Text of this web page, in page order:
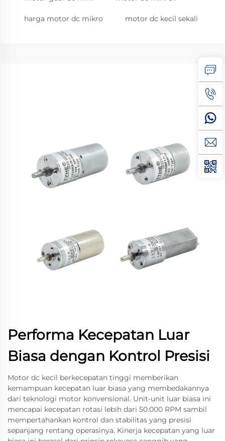
harga motor dc mikro motor dc kecil sekali
Performa Kecepatan Luar
Biasa dengan Kontrol Presisi
Motor dc kecil berkecepatan tinggi memberikan
kemampuan kecepatan luar biasa yang membedakannya
dari teknologi motor konvensional. Unit-unit luar biasa ini
mencapai kecepatan rotasi lebih dari 50.000 RPM sambil
mempertahankan kontrol dan stabilitas yang presisi
sepanjang rentang operasinya. Kinerja kecepatan yang luar